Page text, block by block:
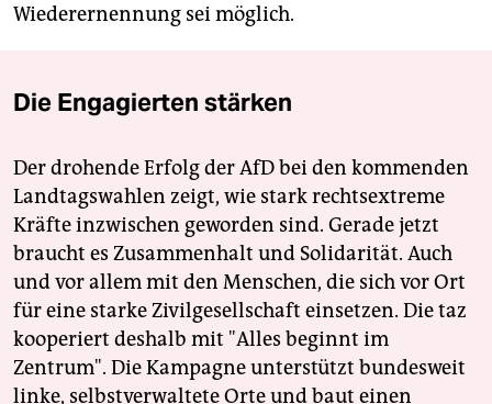
Wiederernennung sei möglich.
Die Engagierten stärken
Der drohende Erfolg der AfD bei den kommenden
Landtagswahlen zeigt, wie stark rechtsextreme
Kräfte inzwischen geworden sind. Gerade jetzt
braucht es Zusammenhalt und Solidarität. Auch
und vor allem mit den Menschen, die sich vor Ort
für eine starke Zivilgesellschaft einsetzen. Die taz
kooperiert deshalb mit "Alles beginnt im
Zentrum". Die Kampagne unterstützt bundesweit
linke, selbstverwaltete Orte und baut einen